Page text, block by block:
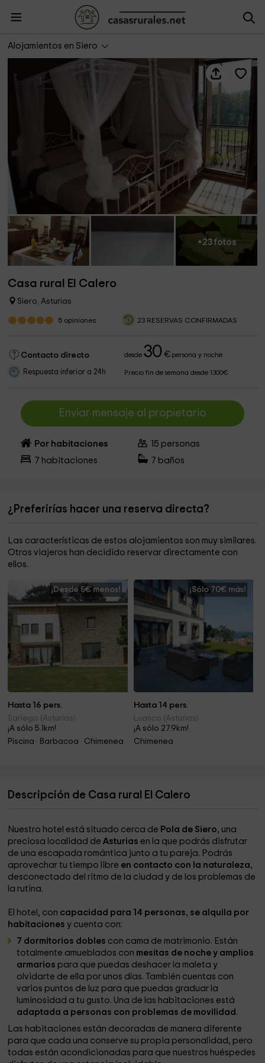
Alojamientos en Siero
Casa rural El Calero
+23 fotos
Casa rural El Calero
Siero, Asturias
5 opiniones 23 RESERVAS CONFIRMADAS
Contacto directo desde30 €persona y noche
Respuesta inferior a 24h Precio fin de semana desde 1300€
Enviar mensaje al propietario
Por habitaciones 15 personas
7 habitaciones 7 baños
¿Preferirías hacer una reserva directa?
Las características de estos alojamientos son muy similares.
Otros viajeros han decidido reservar directamente con
ellos.
¡Desde 5€ menos!
Hasta 16 pers.
Sariego (Asturias)
¡A sólo 5.1km!
Piscina · Barbacoa · Chimenea
¡Sólo 70€ más!
Hasta 14 pers.
Luanco (Asturias)
¡A sólo 27.9km!
Chimenea
Descripción de Casa rural El Calero
Nuestro hotel está situado cerca de Pola de Siero, una
preciosa localidad de Asturias en la que podrás disfrutar
de una escapada romántica junto a tu pareja. Podrás
aprovechar tu tiempo libre en contacto con la naturaleza,
desconectado del ritmo de la ciudad y de los problemas de
la rutina.
El hotel, con capacidad para 14 personas, se alquila por
habitaciones y cuenta con:
7 dormitorios dobles con cama de matrimonio. Están
totalmente amueblados con mesitas de noche y amplios
armarios para que puedas deshacer la maleta y
olvidarte de ella por unos días. También cuentas con
varios puntos de luz para que puedas graduar la
luminosidad a tu gusto. Una de las habitaciones está
adaptada a personas con problemas de movilidad .
Las habitaciones están decoradas de manera diferente
para que cada una conserve su propia personalidad, pero
todas están acondicionadas para que nuestros huéspedes